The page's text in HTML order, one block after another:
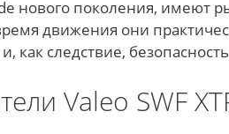
нового поколения, имеют
движения они
как следствие,
Valeo SWF